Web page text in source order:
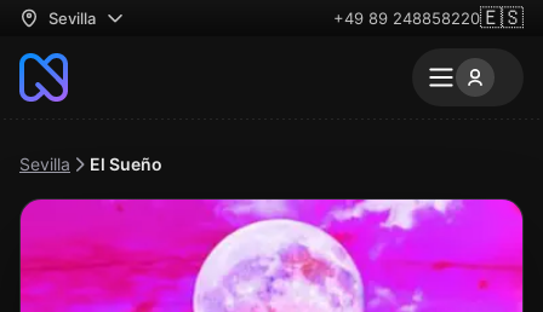
Sevilla +49 89 248858220🇪🇸
Sevilla El Sueño